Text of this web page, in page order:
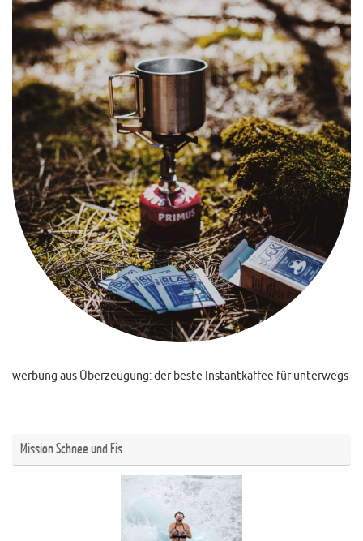
werbung aus Überzeugung: der beste Instantkaffee für unterwegs
Mission Schnee und Eis